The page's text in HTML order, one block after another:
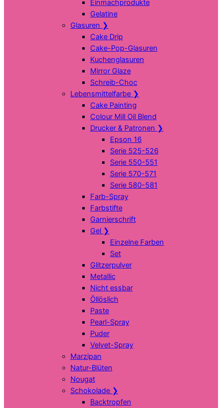
Einmachprodukte
Gelatine
Glasuren ❯
Cake Drip
Cake-Pop-Glasuren
Kuchenglasuren
Mirror Glaze
Schreib-Choc
Lebensmittelfarbe ❯
Cake Painting
Colour Mill Oil Blend
Drucker & Patronen ❯
Epson 16
Serie 525-526
Serie 550-551
Serie 570-571
Serie 580-581
Farb-Spray
Farbstifte
Garnierschrift
Gel ❯
Einzelne Farben
Set
Glitzerpulver
Metallic
Nicht essbar
Öllöslich
Paste
Pearl-Spray
Puder
Velvet-Spray
Marzipan
Natur-Blüten
Nougat
Schokolade ❯
Backtropfen